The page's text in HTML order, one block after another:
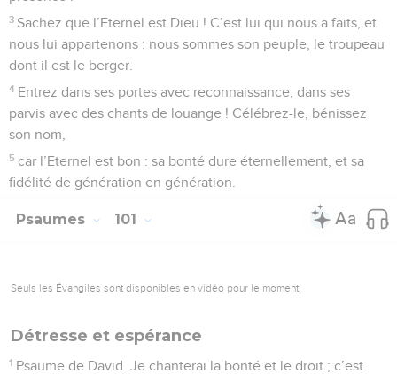
3 Sachez que l’Eternel est Dieu ! C’est lui qui nous a faits, et
nous lui appartenons : nous sommes son peuple, le troupeau
dont il est le berger.
4 Entrez dans ses portes avec reconnaissance, dans ses
parvis avec des chants de louange ! Célébrez-le, bénissez
son nom,
5 car l’Eternel est bon : sa bonté dure éternellement, et sa
fidélité de génération en génération.
Psaumes 101
Seuls les Évangiles sont disponibles en vidéo pour le moment.
Détresse et espérance
1 Psaume de David. Je chanterai la bonté et le droit ; c’est